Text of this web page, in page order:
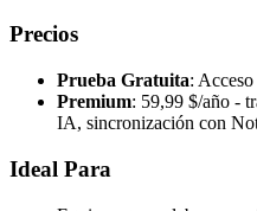
Precios
Prueba Gratuita:
Premium: 59,99 $/año -
IA, sincronización con
Ideal Para